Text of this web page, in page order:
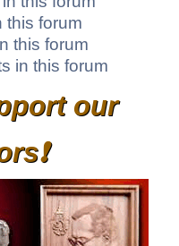
this forum
this forum
in this forum
our